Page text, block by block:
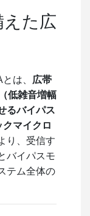
た広
は、 広帯
低雑音増幅
るバイパス
マイクロ
り、受信す
バイパスモ
テム全体の